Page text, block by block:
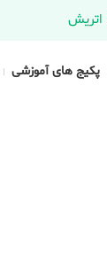
پکیج های آموزشی